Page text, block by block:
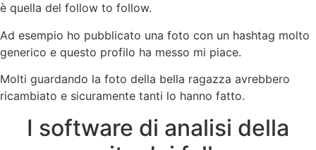
è quella del follow to follow.
Ad esempio ho pubblicato una foto con un hashtag molto
generico e questo profilo ha messo mi piace.
Molti guardando la foto della bella ragazza avrebbero
ricambiato e sicuramente tanti lo hanno fatto.
I software di analisi della